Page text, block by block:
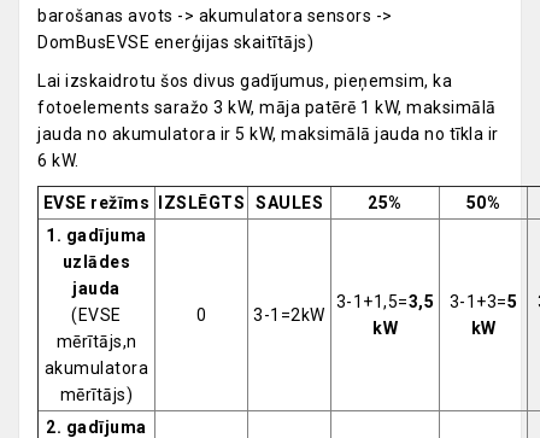
barošanas avots -> akumulatora sensors ->
DomBusEVSE enerģijas skaitītājs)
Lai izskaidrotu šos divus gadījumus, pieņemsim, ka
fotoelements saražo 3 kW, māja patērē 1 kW, maksimālā
jauda no akumulatora ir 5 kW, maksimālā jauda no tīkla ir
6 kW.
EVSE režīms IZSLĒGTS SAULES 25%
50%
1. gadījuma
uzlādes
jauda
(EVSE
mērītājs,n
akumulatora
mērītājs)
0 3-1=2kW
3-1+1,5=3,5
kW
3-1+3=5
kW
2. gadījuma